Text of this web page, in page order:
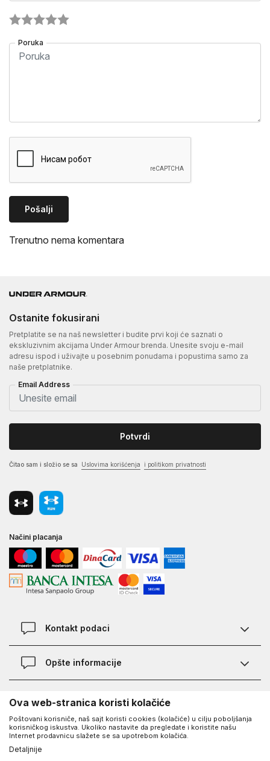
Poruka
Pošalji
Trenutno nema komentara
Ostanite fokusirani
Pretplatite se na naš newsletter i budite prvi koji će saznati o
ekskluzivnim akcijama Under Armour brenda. Unesite svoju e-mail
adresu ispod i uživajte u posebnim ponudama i popustima samo za
naše pretplatnike.
Email Address
Potvrdi
Čitao sam i složio se sa Uslovima korišćenja i politikom privatnosti
Načini placanja
Kontakt podaci
Chat
Opšte informacije
Najčešća pitanja
Kako kupiti
Načini plaćanja
O Under Armour-u
O nama - priča o UA
UA Social
Ova web-stranica koristi kolačiće
Poštovani korisniče, naš sajt koristi cookies (kolačiće) u cilju poboljšanja
korisničkog iskustva. Ukoliko nastavite da pregledate i koristite našu
Internet prodavnicu slažete se sa upotrebom kolačića.
Detaljnije